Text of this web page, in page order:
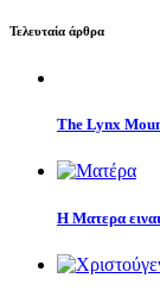
Τελευταία άρθρα
The Lynx
H Ματερα